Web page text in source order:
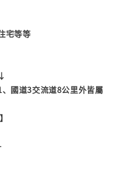
宅等等
國道3交流道8公里外皆屬